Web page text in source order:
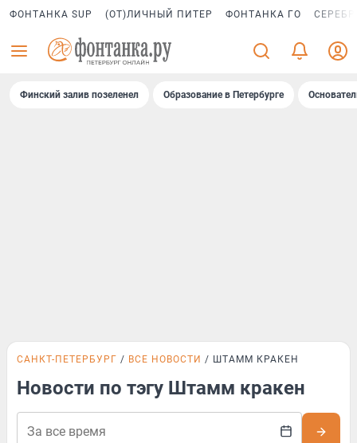
ФОНТАНКА SUP (ОТ)ЛИЧНЫЙ ПИТЕР ФОНТАНКА ГО
Финский залив позеленел Образование в Петербурге
САНКТ-ПЕТЕРБУРГ ВСЕ НОВОСТИ ШТАММ КРАКЕН
Новости по тэгу Штамм кракен